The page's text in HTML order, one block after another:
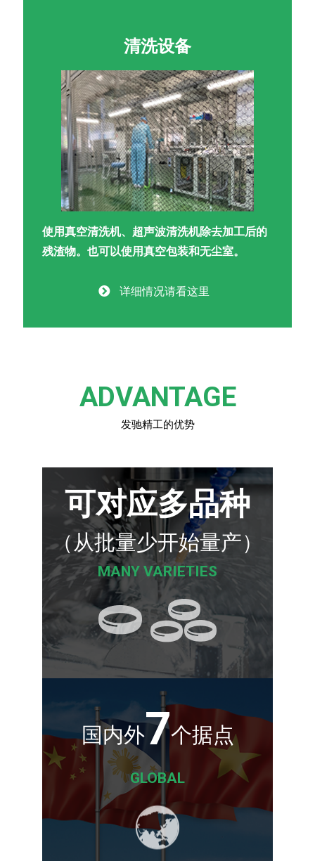
清洗设备
使用真空清洗机、超声波清洗机除去加工后的
残渣物。也可以使用真空包装和无尘室。
详细情况请看这里
ADVANTAGE
发驰精工的优势
可对应多品种
（从批量少开始量产）
MANY VARIETIES
国内外7个据点
GLOBAL